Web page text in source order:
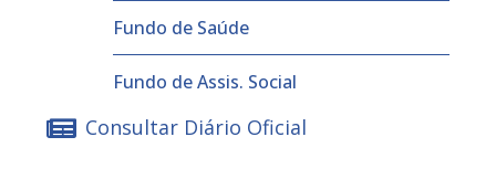
Fundo de Saúde
Fundo de Assis. Social
Consultar Diário Oficial